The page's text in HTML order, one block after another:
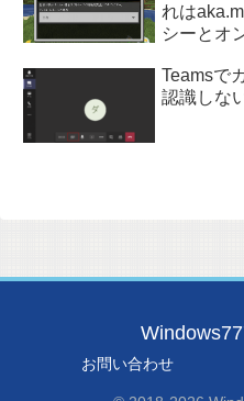
れは
シーとオ
Teamsで
認識しな
お問い合わせ